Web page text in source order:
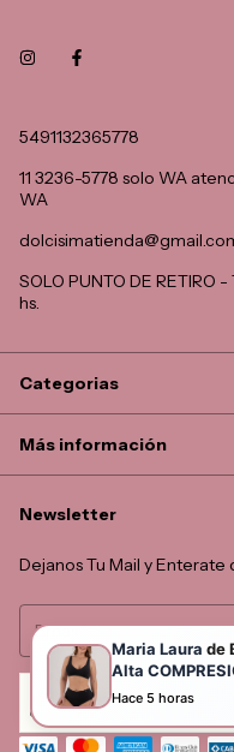
Al navegar por este sitio
experiencia de compra.
5491132365778
11 3236-5778 solo WA
WA
SOLO PUNTO DE RETIRO
hs.
Categorias
Más información
Newsletter
Dejanos Tu Mail y
Medios de pago